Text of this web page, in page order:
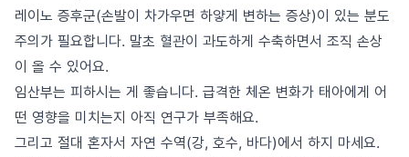
레이노 증후군(손발이 차가우면 하얗게 변하는 증상)이 있는 분도
주의가 필요합니다. 말초 혈관이 과도하게 수축하면서 조직 손상
이 올 수 있어요.
임산부는 피하시는 게 좋습니다. 급격한 체온 변화가 태아에게 어
떤 영향을 미치는지 아직 연구가 부족해요.
그리고 절대 혼자서 자연 수역(강, 호수, 바다)에서 하지 마세요.